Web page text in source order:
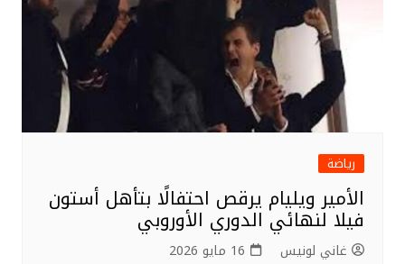
رياضة
الأمير ويليام يرقص احتفالًا بتأهل أستون
فيلا لنهائي الدوري الأوروبي
غاني لونيس 16 مايو 2026